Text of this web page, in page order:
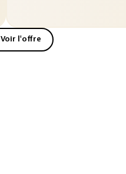
Voir l'offre